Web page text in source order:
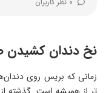
نخ دندان کشیدن
زمانی که بریس روی